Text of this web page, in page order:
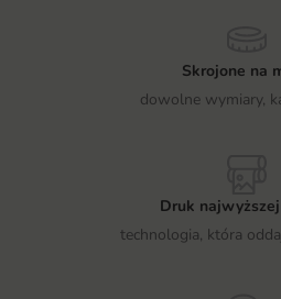
Skrojone na
dowolne wymiary,
Druk
technologia, która